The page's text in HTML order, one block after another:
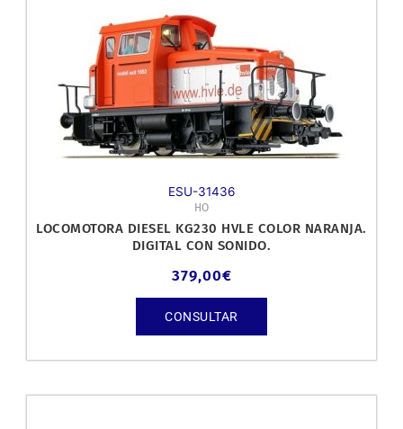
ESU-31436
HO
LOCOMOTORA DIESEL KG230 HVLE COLOR NARANJA.
DIGITAL CON SONIDO.
379,00€
CONSULTAR